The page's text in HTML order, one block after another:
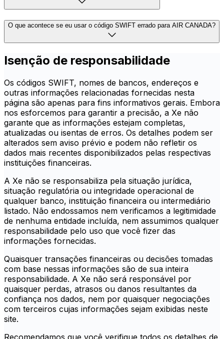
O que acontece se eu usar o código SWIFT errado para AIR CANADA?
Isenção de responsabilidade
Os códigos SWIFT, nomes de bancos, endereços e
outras informações relacionadas fornecidas nesta
página são apenas para fins informativos gerais. Embora
nos esforcemos para garantir a precisão, a Xe não
garante que as informações estejam completas,
atualizadas ou isentas de erros. Os detalhes podem ser
alterados sem aviso prévio e podem não refletir os
dados mais recentes disponibilizados pelas respectivas
instituições financeiras.
A Xe não se responsabiliza pela situação jurídica,
situação regulatória ou integridade operacional de
qualquer banco, instituição financeira ou intermediário
listado. Não endossamos nem verificamos a legitimidade
de nenhuma entidade incluída, nem assumimos qualquer
responsabilidade pelo uso que você fizer das
informações fornecidas.
Quaisquer transações financeiras ou decisões tomadas
com base nessas informações são de sua inteira
responsabilidade. A Xe não será responsável por
quaisquer perdas, atrasos ou danos resultantes da
confiança nos dados, nem por quaisquer negociações
com terceiros cujas informações sejam exibidas neste
site.